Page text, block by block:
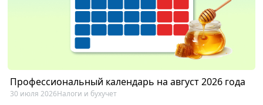
Профессиональный календарь на август 2026 года
30 июля 2026Налоги и бухучет